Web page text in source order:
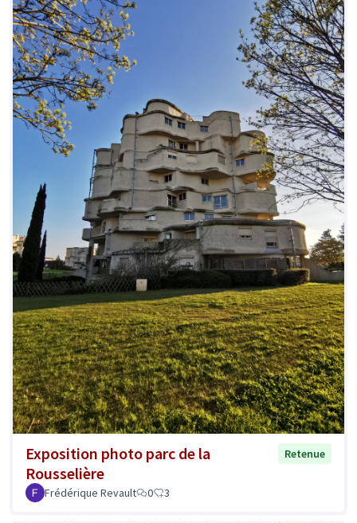
Exposition photo parc de la
Rousselière
Retenue
Frédérique Revault 0 3